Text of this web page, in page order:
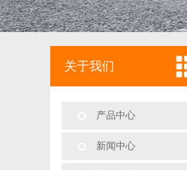
关于我们
产品中心
新闻中心